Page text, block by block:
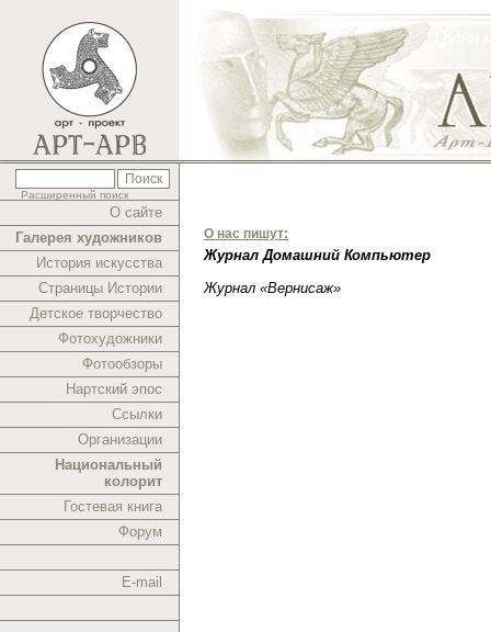
Расширенный поиск
О сайте
Галерея художников
История искусства
Страницы Истории
Детское творчество
Фотохудожники
Фотообзоры
Нартский эпос
Ссылки
Организации
Национальный
колорит
Гостевая книга
Форум
E-mail
О нас пишут:
Журнал Домашний Компьютер
Журнал «Вернисаж»